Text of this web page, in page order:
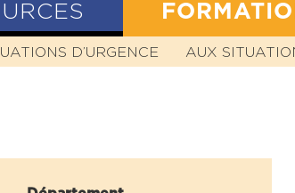
MISSION VALEURS
D’URGENCE AUX